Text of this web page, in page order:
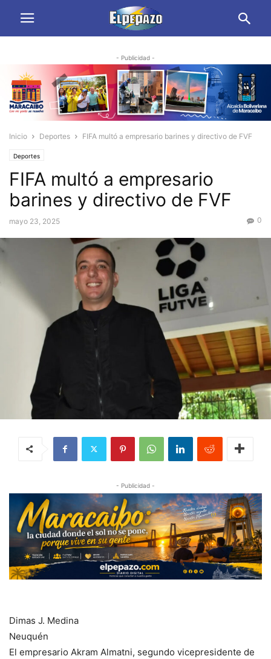
- Publicidad -
Inicio Deportes FIFA multó a empresario barines y directivo de FVF
Deportes
FIFA multó a empresario
barines y directivo de FVF
mayo 23, 2025 0
- Publicidad -
Dimas J. Medina
Neuquén
El empresario Akram Almatni, segundo vicepresidente de